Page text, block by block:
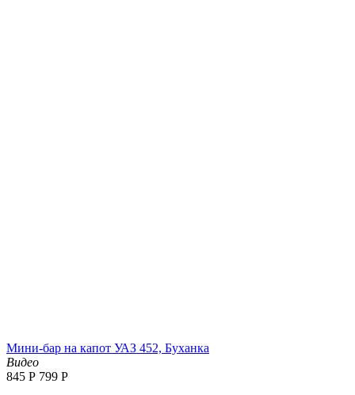
Мини-бар на капот УАЗ 452, Буханка
Видео
‍845‍ Р ‍799‍ Р